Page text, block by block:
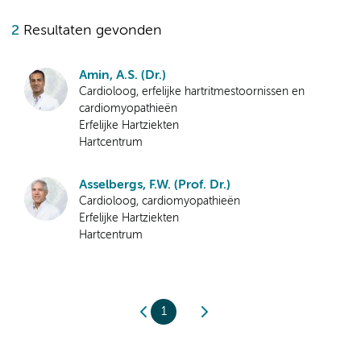
2 Resultaten gevonden
Amin, A.S. (Dr.)
Cardioloog, erfelijke hartritmestoornissen en
cardiomyopathieën
Erfelijke Hartziekten
Hartcentrum
Asselbergs, F.W. (Prof. Dr.)
Cardioloog, cardiomyopathieën
Erfelijke Hartziekten
Hartcentrum
1